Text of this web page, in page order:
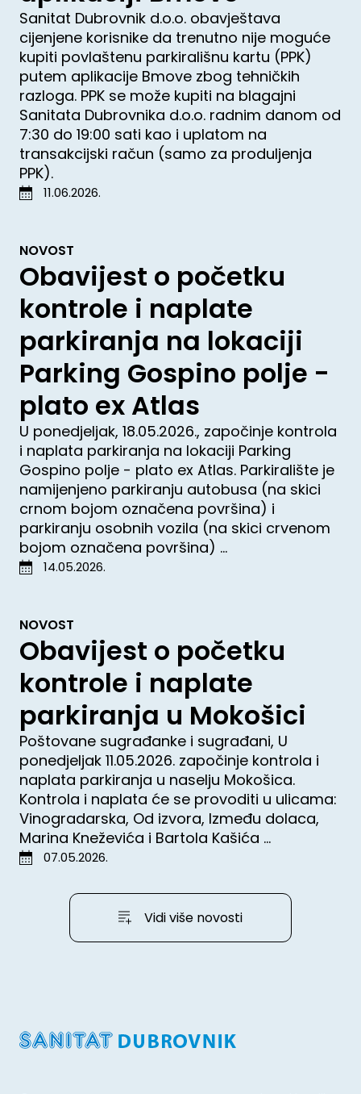
Sanitat Dubrovnik d.o.o. obavještava
cijenjene korisnike da trenutno nije moguće
kupiti povlaštenu parkirališnu kartu (PPK)
putem aplikacije Bmove zbog tehničkih
razloga. PPK se može kupiti na blagajni
Sanitata Dubrovnika d.o.o. radnim danom od
7:30 do 19:00 sati kao i uplatom na
transakcijski račun (samo za produljenja
PPK).
11.06.2026.
NOVOST
Obavijest o početku
kontrole i naplate
parkiranja na lokaciji
Parking Gospino polje -
plato ex Atlas
U ponedjeljak, 18.05.2026., započinje kontrola
i naplata parkiranja na lokaciji Parking
Gospino polje - plato ex Atlas. Parkiralište je
namijenjeno parkiranju autobusa (na skici
crnom bojom označena površina) i
parkiranju osobnih vozila (na skici crvenom
bojom označena površina) ...
14.05.2026.
NOVOST
Obavijest o početku
kontrole i naplate
parkiranja u Mokošici
Poštovane sugrađanke i sugrađani, U
ponedjeljak 11.05.2026. započinje kontrola i
naplata parkiranja u naselju Mokošica.
Kontrola i naplata će se provoditi u ulicama:
Vinogradarska, Od izvora, Između dolaca,
Marina Kneževića i Bartola Kašića ...
07.05.2026.
Vidi više novosti